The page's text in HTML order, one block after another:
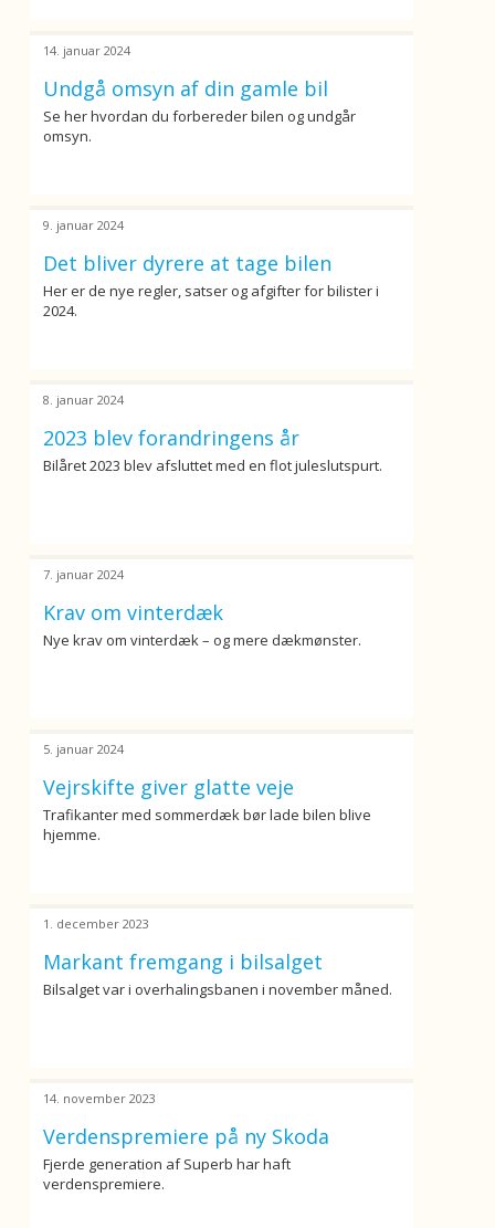
Undgå omsyn af din gamle bil
Se her hvordan du forbereder bilen og undgår
omsyn.
14. januar 2024
Det bliver dyrere at tage bilen
Her er de nye regler, satser og afgifter for bilister i
2024.
9. januar 2024
2023 blev forandringens år
Bilåret 2023 blev afsluttet med en flot juleslutspurt.
8. januar 2024
Krav om vinterdæk
Nye krav om vinterdæk – og mere dækmønster.
7. januar 2024
Vejrskifte giver glatte veje
Trafikanter med sommerdæk bør lade bilen blive
hjemme.
5. januar 2024
Markant fremgang i bilsalget
Bilsalget var i overhalingsbanen i november måned.
1. december 2023
Verdenspremiere på ny Skoda
Fjerde generation af Superb har haft
verdenspremiere.
14. november 2023